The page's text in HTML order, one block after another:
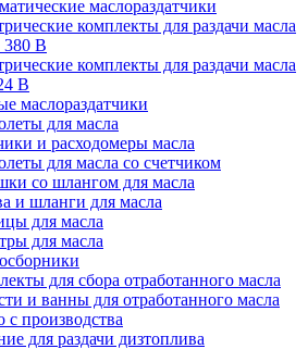
маслораздатчики
комплекты для раздачи масла
380 В
комплекты для раздачи масла
В
маслораздатчики
для масла
и расходомеры масла
для масла со счетчиком
со шлангом для масла
и шланги для масла
для масла
для масла
для сбора отработанного масла
и ванны для отработанного масла
с производства
для раздачи дизтоплива